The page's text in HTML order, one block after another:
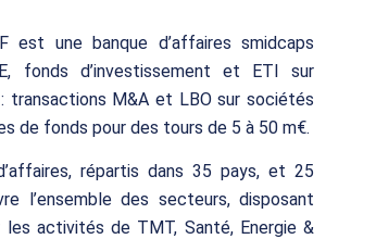
est une banque d’affaires smidcaps
fonds d’investissement et ETI sur
transactions M&A et LBO sur sociétés
de fonds pour des tours de 5 à 50 m€.
répartis dans 35 pays, et 25
l’ensemble des secteurs, disposant
activités de TMT, Santé, Energie &